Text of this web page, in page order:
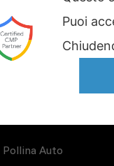
Pollina Auto
Puoi